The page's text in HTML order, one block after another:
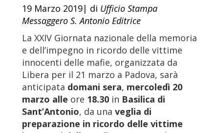
19 Marzo 2019| di Ufficio Stampa
Messaggero S. Antonio Editrice
La XXIV Giornata nazionale della memoria
e dell’impegno in ricordo delle vittime
innocenti delle mafie, organizzata da
Libera per il 21 marzo a Padova, sarà
anticipata domani sera, mercoledì 20
marzo alle ore 18.30 in Basilica di
Sant’Antonio, da una veglia di
preparazione in ricordo delle vittime